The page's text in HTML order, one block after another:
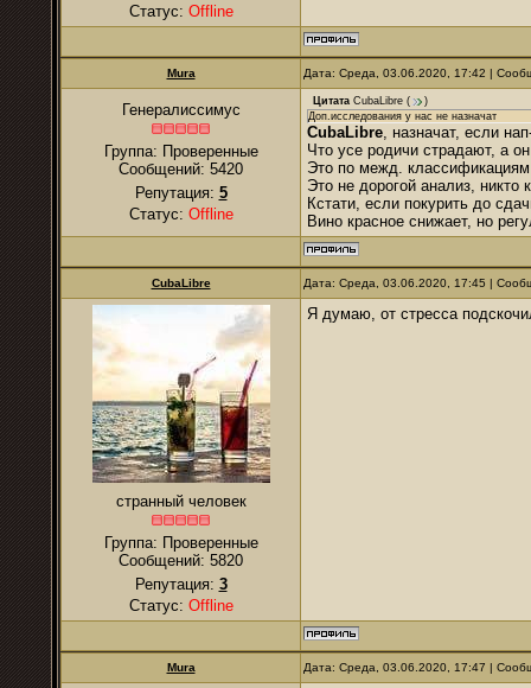
Статус: Offline
Mura Дата: Среда, 03.06.2020, 17:42 |
Генералиссимус
Группа: Проверенные
Сообщений: 5420
Репутация: 5
Статус: Offline
Цитата CubaLibre (
)
Доп.исследования у нас не назначат
CubaLibre, назначат, если
Что усе родичи страдают, а
Это по межд. классификациям
Это не дорогой анализ, никто
Кстати, если покурить до
Вино красное снижает, но
CubaLibre Дата: Среда, 03.06.2020, 17:45 |
странный человек
Группа: Проверенные
Сообщений: 5820
Репутация: 3
Статус: Offline
Я думаю, от стресса
Mura Дата: Среда, 03.06.2020, 17:47 |